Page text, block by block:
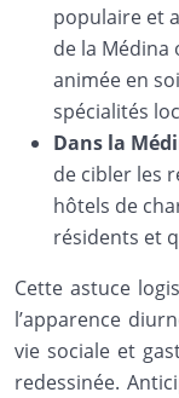
populaire et
de la
animée en
spécialités
Dans la
de cibler les
hôtels de
résidents et
Cette astuce
l’apparence
vie sociale et
redessinée.